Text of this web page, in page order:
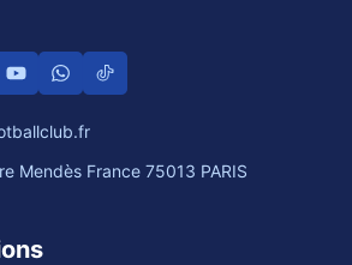
Mendès France 75013 PARIS